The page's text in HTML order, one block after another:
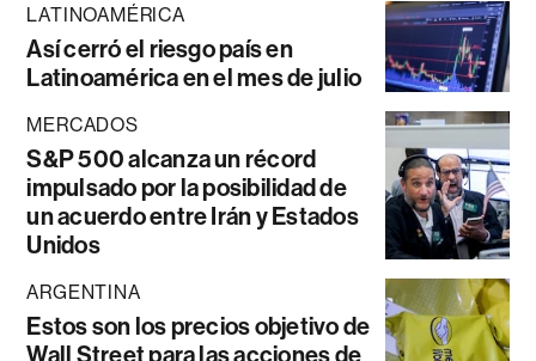
LATINOAMÉRICA
Así cerró el riesgo país en
Latinoamérica en el mes de julio
MERCADOS
S&P 500 alcanza un récord
impulsado por la posibilidad de
un acuerdo entre Irán y Estados
Unidos
ARGENTINA
Estos son los precios objetivo de
Wall Street para las acciones de